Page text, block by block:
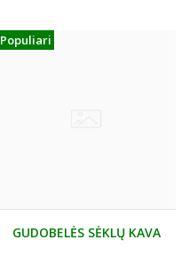
Populiari
GUDOBELĖS SĖKLŲ KAVA